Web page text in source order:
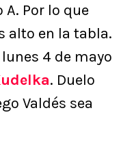
Por lo que
alto en la tabla.
4 de mayo
. Duelo
Valdés sea